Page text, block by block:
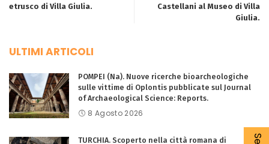
etrusco di Villa Giulia.
Castellani al Museo di Villa
Giulia.
ULTIMI ARTICOLI
POMPEI (Na). Nuove ricerche bioarcheologiche
sulle vittime di Oplontis pubblicate sul Journal
of Archaeological Science: Reports.
8 Agosto 2026
TURCHIA. Scoperto nella città romana di